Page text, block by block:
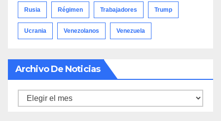
Rusia Régimen Trabajadores Trump
Ucrania Venezolanos Venezuela
Archivo De Noticias
Archivo